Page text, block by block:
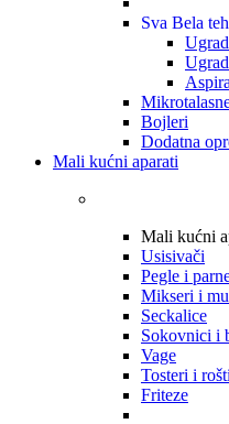
Sva Bela
Bojleri
Dodatna
Mali kućni aparati
Mali kućni
Usisivači
Pegle i
Mikseri i
Seckalice
Sokovnici i
Vage
Tosteri i
Friteze